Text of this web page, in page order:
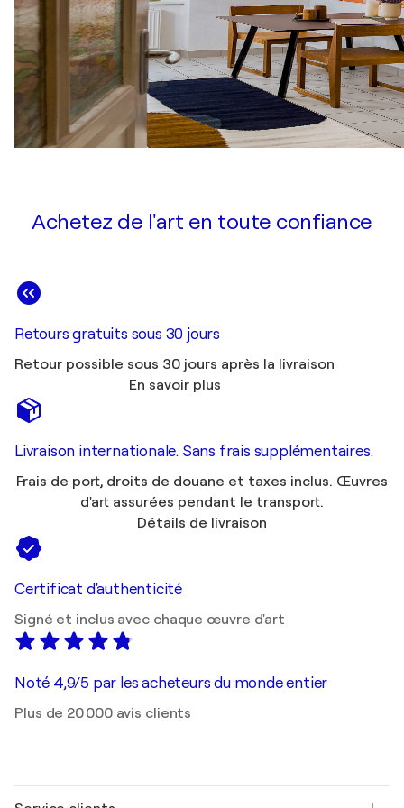
Achetez de l'art en toute confiance
Retours gratuits sous 30 jours
Retour possible sous 30 jours après la livraison
En savoir plus
Livraison internationale. Sans frais supplémentaires.
Frais de port, droits de douane et taxes inclus. Œuvres
d'art assurées pendant le transport.
Détails de livraison
Certificat d'authenticité
Signé et inclus avec chaque œuvre d'art
Noté 4,9/5 par les acheteurs du monde entier
Plus de 20 000 avis clients